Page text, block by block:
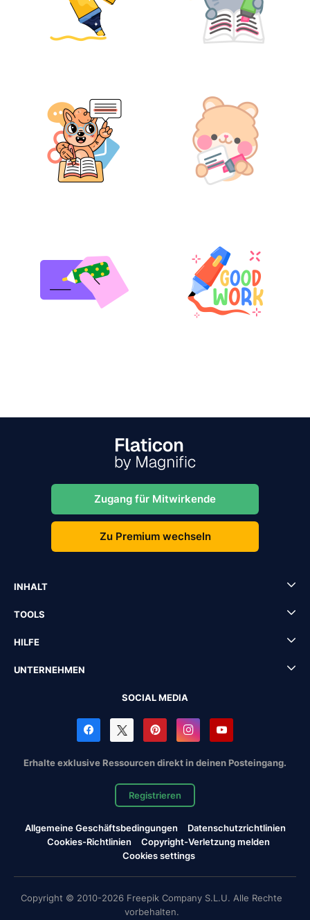
Zugang für Mitwirkende
Zu Premium wechseln
INHALT
TOOLS
HILFE
UNTERNEHMEN
SOCIAL MEDIA
Erhalte exklusive Ressourcen direkt in deinen Posteingang.
Registrieren
Allgemeine Geschäftsbedingungen
Datenschutzrichtlinien
Cookies-Richtlinien
Copyright-Verletzung melden
Cookies settings
Copyright © 2010-2026 Freepik Company S.L.U. Alle Rechte
vorbehalten.